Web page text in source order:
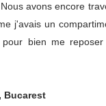
avons encore
j'avais un
bien me
Bucarest